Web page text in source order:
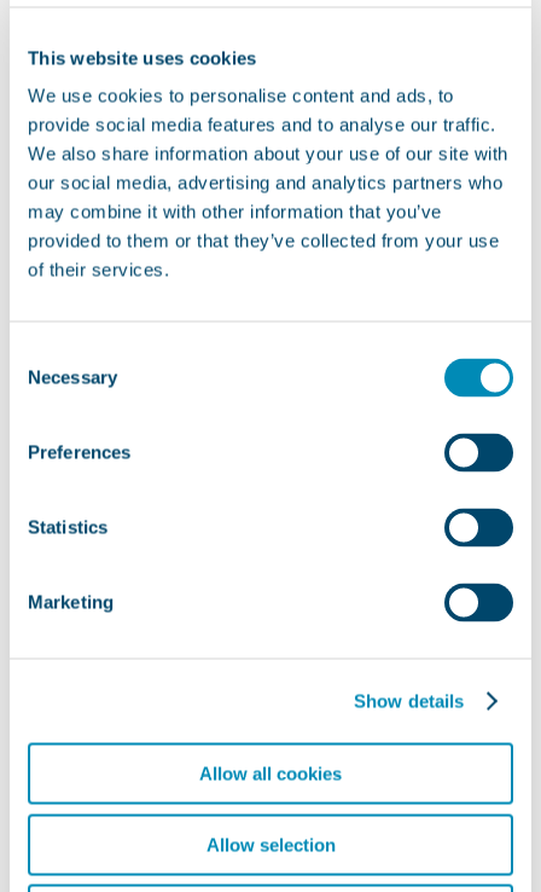
This website uses cookies
We use cookies to personalise content and ads, to
provide social media features and to analyse our traffic.
We also share information about your use of our site with
our social media, advertising and analytics partners who
may combine it with other information that you’ve
provided to them or that they’ve collected from your use
of their services.
Selection
Necessary
Preferences
Statistics
Marketing
Show details
Allow all cookies
Allow selection